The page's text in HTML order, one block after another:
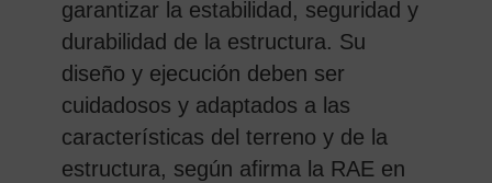
garantizar la estabilidad, seguridad y
durabilidad de la estructura. Su
diseño y ejecución deben ser
cuidadosos y adaptados a las
características del terreno y de la
estructura, según afirma la RAE en